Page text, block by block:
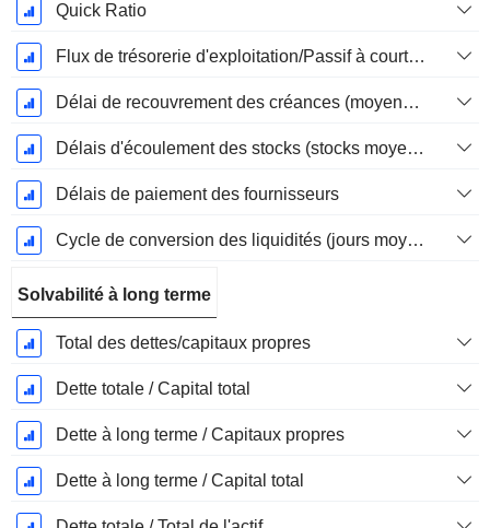
Quick Ratio
Flux de trésorerie d'exploitation/Passif à court terme
Délai de recouvrement des créances (moyenne des créances)
Délais d'écoulement des stocks (stocks moyens)
Délais de paiement des fournisseurs
Cycle de conversion des liquidités (jours moyens)
Solvabilité à long terme
Total des dettes/capitaux propres
Dette totale / Capital total
Dette à long terme / Capitaux propres
Dette à long terme / Capital total